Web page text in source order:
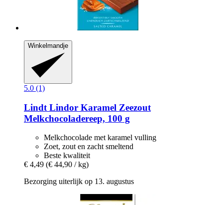
Winkelmandje
5.0 (1)
Lindt Lindor Karamel Zeezout
Melkchocoladereep, 100 g
Melkchocolade met karamel vulling
Zoet, zout en zacht smeltend
Beste kwaliteit
€ 4,49 (€ 44,90 / kg)
Bezorging uiterlijk op 13. augustus